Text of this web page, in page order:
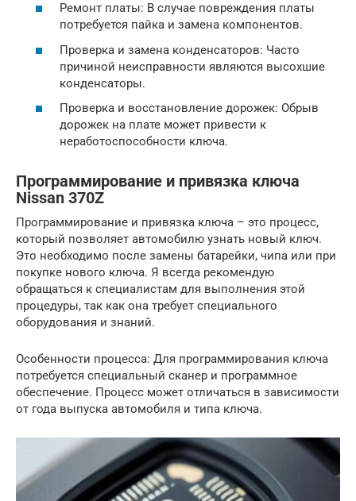
Ремонт платы: В случае повреждения платы
потребуется пайка и замена компонентов.
Проверка и замена конденсаторов: Часто
причиной неисправности являются высохшие
конденсаторы.
Проверка и восстановление дорожек: Обрыв
дорожек на плате может привести к
неработоспособности ключа.
Программирование и привязка ключа
Nissan 370Z
Программирование и привязка ключа – это процесс,
который позволяет автомобилю узнать новый ключ.
Это необходимо после замены батарейки, чипа или при
покупке нового ключа. Я всегда рекомендую
обращаться к специалистам для выполнения этой
процедуры, так как она требует специального
оборудования и знаний.
Особенности процесса: Для программирования ключа
потребуется специальный сканер и программное
обеспечение. Процесс может отличаться в зависимости
от года выпуска автомобиля и типа ключа.